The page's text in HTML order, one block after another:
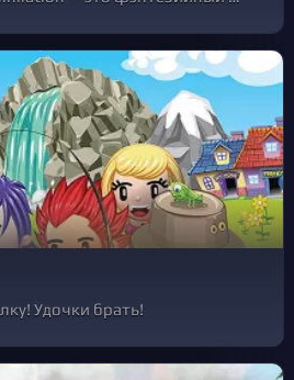
Удочки брать!